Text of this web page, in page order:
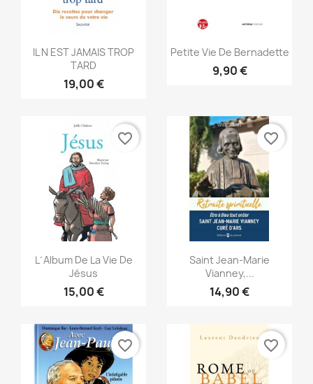
Aperçu rapide
IL N EST JAMAIS TROP
TARD
19,00 €
Aperçu rapide
Petite Vie De Bernadette
9,90 €
Aperçu rapide
L´album De La Vie De
Jésus
15,00 €
favorite_border
Aperçu rapide
Saint Jean-Marie
Vianney,...
14,90 €
favorite_border
favorite_border favorite_border